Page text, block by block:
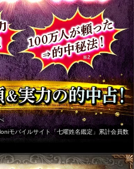
モバイルサイト「七曜姓名鑑定」累計会員数